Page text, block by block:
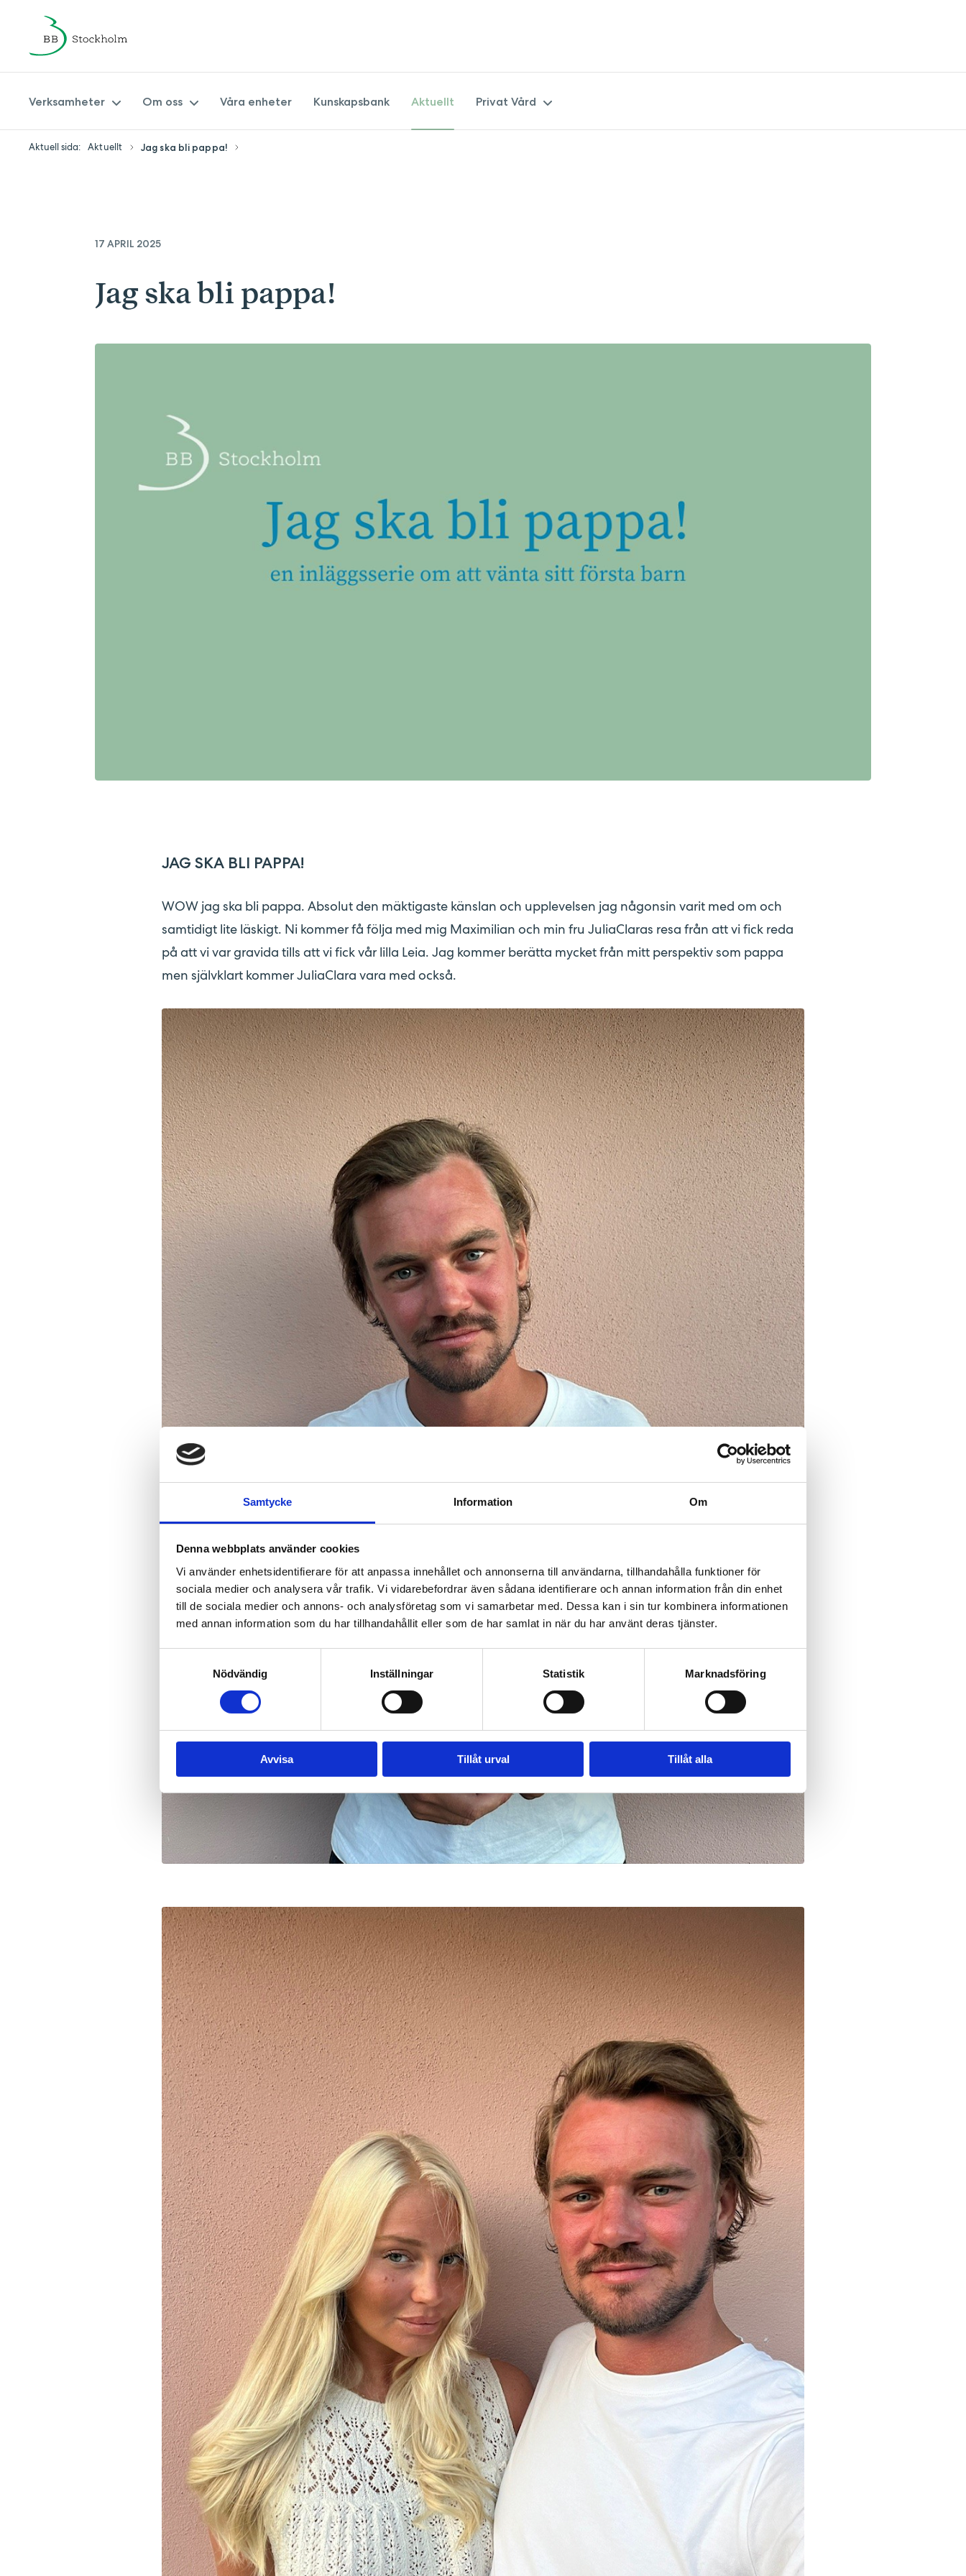
Samtycke Information Om
Denna webbplats använder cookies
Vi använder enhetsidentifierare för att anpassa innehållet och annonserna till användarna, tillhandahålla funktioner för
sociala medier och analysera vår trafik. Vi vidarebefordrar även sådana identifierare och annan information från din enhet
till de sociala medier och annons- och analysföretag som vi samarbetar med. Dessa kan i sin tur kombinera informationen
med annan information som du har tillhandahållit eller som de har samlat in när du har använt deras tjänster.
Nödvändig
Inställningar Statistik Marknadsföring
Avvisa Tillåt urval Tillåt alla
Verksamheter
Förlossning & eftervård
Specialistmödravård
Om oss
Hållbarhetspolicy BB Stockholm
Journal
Våra enheter Kunskapsbank Aktuellt Privat Vård
Aktuell sida: Aktuellt Jag ska bli pappa!
17 APRIL 2025
Jag ska bli pappa!
JAG SKA BLI PAPPA!
WOW jag ska bli pappa. Absolut den mäktigaste känslan och upplevelsen jag någonsin varit med om och
samtidigt lite läskigt. Ni kommer få följa med mig Maximilian och min fru JuliaClaras resa från att vi fick reda
på att vi var gravida tills att vi fick vår lilla Leia. Jag kommer berätta mycket från mitt perspektiv som pappa
men självklart kommer JuliaClara vara med också.